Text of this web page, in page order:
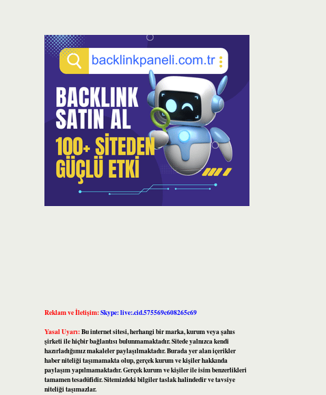
Reklam ve İletişim:Skype: live:.cid.575569c608265c69
Yasal Uyarı:Bu internet sitesi, herhangi bir marka, kurum veya şahıs
şirketi ile hiçbir bağlantısı bulunmamaktadır. Sitede yalnızca kendi
hazırladığımız makaleler paylaşılmaktadır. Burada yer alan içerikler
haber niteliği taşımamakta olup, gerçek kurum ve kişiler hakkında
paylaşım yapılmamaktadır. Gerçek kurum ve kişiler ile isim benzerlikleri
tamamen tesadüfidir. Sitemizdeki bilgiler taslak halindedir ve tavsiye
niteliği taşımazlar.